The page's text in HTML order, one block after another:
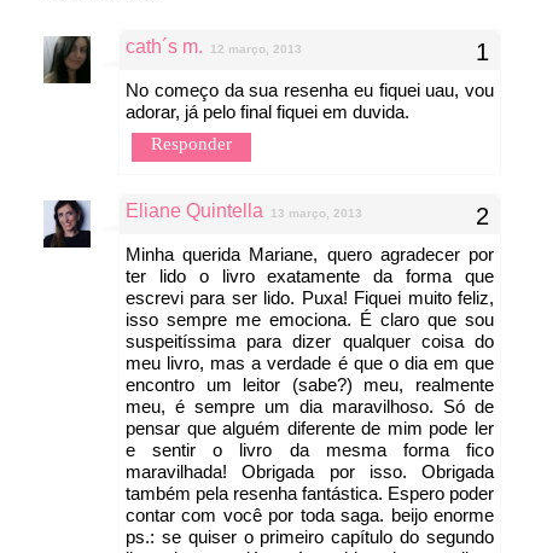
cath´s m. 12 março, 2013
No começo da sua resenha eu fiquei uau, vou
adorar, já pelo final fiquei em duvida.
Responder
Eliane Quintella 13 março, 2013
Minha querida Mariane, quero agradecer por
ter lido o livro exatamente da forma que
escrevi para ser lido. Puxa! Fiquei muito feliz,
isso sempre me emociona. É claro que sou
suspeitíssima para dizer qualquer coisa do
meu livro, mas a verdade é que o dia em que
encontro um leitor (sabe?) meu, realmente
meu, é sempre um dia maravilhoso. Só de
pensar que alguém diferente de mim pode ler
e sentir o livro da mesma forma fico
maravilhada! Obrigada por isso. Obrigada
também pela resenha fantástica. Espero poder
contar com você por toda saga. beijo enorme
ps.: se quiser o primeiro capítulo do segundo